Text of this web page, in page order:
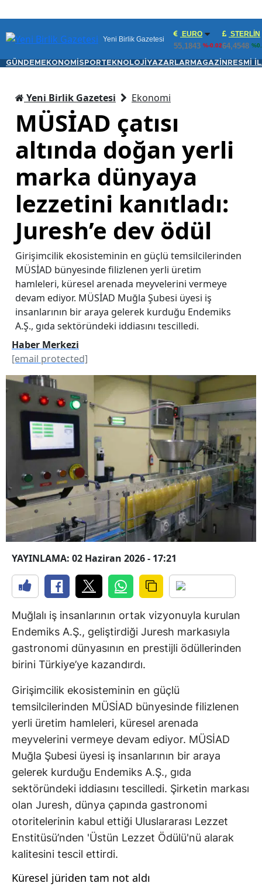
Yeni Birlik Gazetesi
EURO
55,1843 %-0.02
STERLIN
64,4548
GÜNDEM EKONOMİ SPORTEKNOLOJİ YAZARLAR MAGAZİN RESMİ
Yeni Birlik Gazetesi Ekonomi
MÜSİAD çatısı
altında doğan yerli
marka dünyaya
lezzetini kanıtladı:
Juresh’e dev ödül
Girişimcilik ekosisteminin en güçlü temsilcilerinden
MÜSİAD bünyesinde filizlenen yerli üretim
hamleleri, küresel arenada meyvelerini vermeye
devam ediyor. MÜSİAD Muğla Şubesi üyesi iş
insanlarının bir araya gelerek kurduğu Endemiks
A.Ş., gıda sektöründeki iddiasını tescilledi.
Haber Merkezi
[email protected]
YAYINLAMA: 02 Haziran 2026 - 17:21
Muğlalı iş insanlarının ortak vizyonuyla kurulan
Endemiks A.Ş., geliştirdiği Juresh markasıyla
gastronomi dünyasının en prestijli ödüllerinden
birini Türkiye’ye kazandırdı.
Girişimcilik ekosisteminin en güçlü
temsilcilerinden MÜSİAD bünyesinde filizlenen
yerli üretim hamleleri, küresel arenada
meyvelerini vermeye devam ediyor. MÜSİAD
Muğla Şubesi üyesi iş insanlarının bir araya
gelerek kurduğu Endemiks A.Ş., gıda
sektöründeki iddiasını tescilledi. Şirketin markası
olan Juresh, dünya çapında gastronomi
otoritelerinin kabul ettiği Uluslararası Lezzet
Enstitüsü’nden 'Üstün Lezzet Ödülü'nü alarak
kalitesini tescil ettirdi.
Küresel jüriden tam not aldı